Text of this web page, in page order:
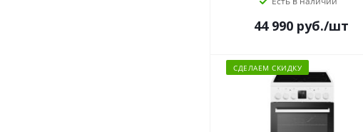
44 990 руб./шт
СДЕЛАЕМ СКИДКУ